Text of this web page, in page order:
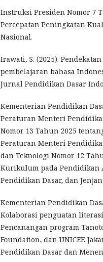
Instruksi Presiden Nomor 7
Percepatan Peningkatan
Nasional.
Irawati, S. (2025).
pembelajaran bahasa
Jurnal Pendidikan Dasar
Kementerian Pendidikan
Peraturan Menteri
Nomor 13 Tahun 2025
Peraturan Menteri
dan Teknologi Nomor 12
Kurikulum pada Pendidikan
Pendidikan Dasar, dan
Kementerian Pendidikan
Kolaborasi penguatan
Pencanangan program
Foundation, dan UNICEF.
Pendidikan Dasar dan